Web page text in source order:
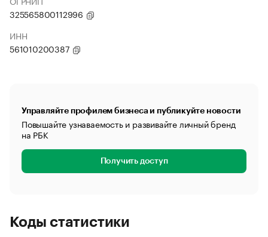
325565800112996
ИНН
561010200387
Управляйте профилем бизнеса и публикуйте новости
Повышайте узнаваемость и развивайте личный бренд
на РБК
Получить доступ
Коды статистики